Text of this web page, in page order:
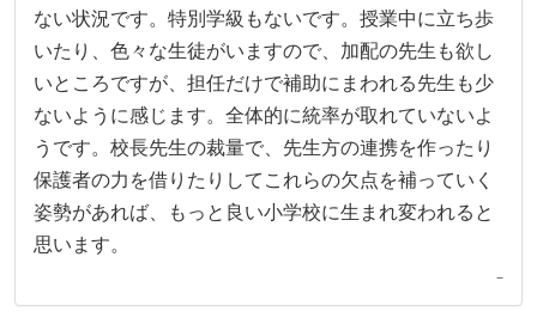
ない状況です。特別学級もないです。授業中に立ち歩
いたり、色々な生徒がいますので、加配の先生も欲し
いところですが、担任だけで補助にまわれる先生も少
ないように感じます。全体的に統率が取れていないよ
うです。校長先生の裁量で、先生方の連携を作ったり
保護者の力を借りたりしてこれらの欠点を補っていく
姿勢があれば、もっと良い小学校に生まれ変われると
思います。
–